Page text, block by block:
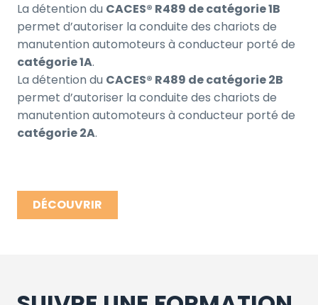
La détention du CACES® R489 de catégorie 1B
permet d’autoriser la conduite des chariots de
manutention automoteurs à conducteur porté de
catégorie 1A.
La détention du CACES® R489 de catégorie 2B
permet d’autoriser la conduite des chariots de
manutention automoteurs à conducteur porté de
catégorie 2A.
DÉCOUVRIR